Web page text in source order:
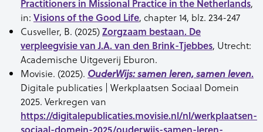
Practitioners in Missional Practice in the Netherlands,
in: Visions of the Good Life, chapter 14, blz. 234-247
Cusveller, B. (2025)Zorgzaam bestaan. De
verpleegvisie van J.A. van den Brink-Tjebbes, Utrecht:
Academische Uitgeverij Eburon.
Movisie. (2025). OuderWijs: samen leren, samen leven.
Digitale publicaties | Werkplaatsen Sociaal Domein
2025. Verkregen van
https://digitalepublicaties.movisie.nl/nl/werkplaatsen-